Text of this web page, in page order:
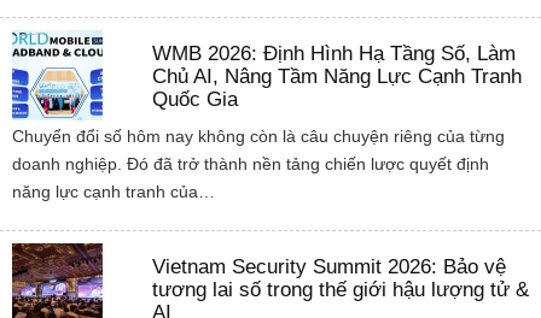
WMB 2026: Định Hình Hạ Tầng Số, Làm
Chủ AI, Nâng Tầm Năng Lực Cạnh Tranh
Quốc Gia
Chuyển đổi số hôm nay không còn là câu chuyện riêng của từng
doanh nghiệp. Đó đã trở thành nền tảng chiến lược quyết định
năng lực cạnh tranh của…
Vietnam Security Summit 2026: Bảo vệ
tương lai số trong thế giới hậu lượng tử &
AI